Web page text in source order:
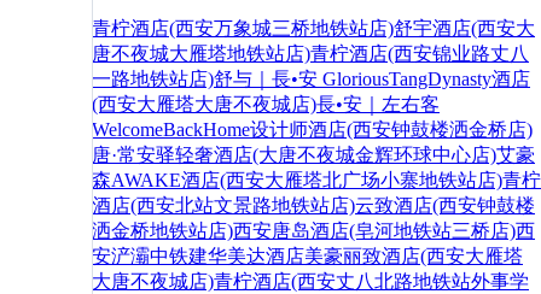
青柠酒店(西安万象城三桥地铁站店)舒宇酒店(西安大
唐不夜城大雁塔地铁站店)青柠酒店(西安锦业路丈八
一路地铁站店)舒与｜長•安 GloriousTangDynasty酒店
(西安大雁塔大唐不夜城店)長•安｜左右客
WelcomeBackHome设计师酒店(西安钟鼓楼洒金桥店)
唐·常安驿轻奢酒店(大唐不夜城金辉环球中心店)艾豪
森AWAKE酒店(西安大雁塔北广场小寨地铁站店)青柠
酒店(西安北站文景路地铁站店)云致酒店(西安钟鼓楼
洒金桥地铁站店)西安唐岛酒店(皂河地铁站三桥店)西
安浐灞中铁建华美达酒店美豪丽致酒店(西安大雁塔
大唐不夜城店)青柠酒店(西安丈八北路地铁站外事学